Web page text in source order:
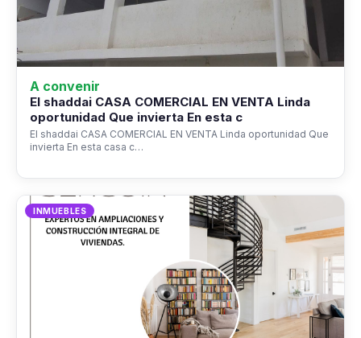
A convenir
El shaddai CASA COMERCIAL EN VENTA Linda
oportunidad Que invierta En esta c
El shaddai CASA COMERCIAL EN VENTA Linda oportunidad Que
invierta En esta casa c…
INMUEBLES